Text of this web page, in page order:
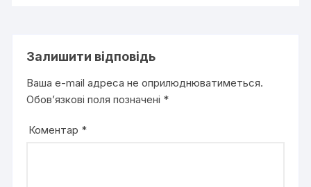
Залишити відповідь
Ваша e-mail адреса не оприлюднюватиметься.
Обов’язкові поля позначені *
Коментар *